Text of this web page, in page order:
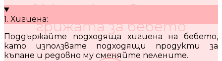
10 кратки съвета за
грижата за бебето
1. Хигиена:
Поддържайте подходяща хигиена на бебето,
като използвате подходящи продукти за
къпане и редовно му сменяйте пелените.